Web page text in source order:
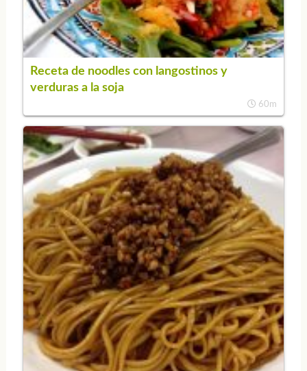
Receta de noodles con langostinos y
verduras a la soja
60m